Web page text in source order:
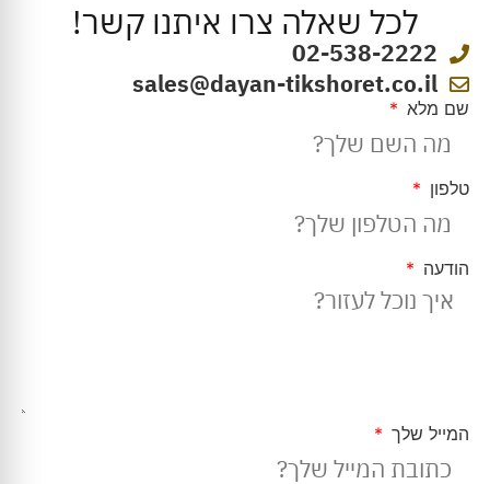
לכל שאלה צרו איתנו קשר!
02-538-2222
sales@dayan-tikshoret.co.il
שם מלא
טלפון
הודעה
המייל שלך